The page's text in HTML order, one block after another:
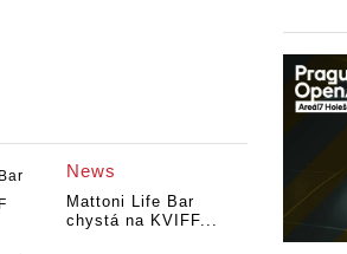
News
Mattoni Life Bar
chystá na KVIFF...